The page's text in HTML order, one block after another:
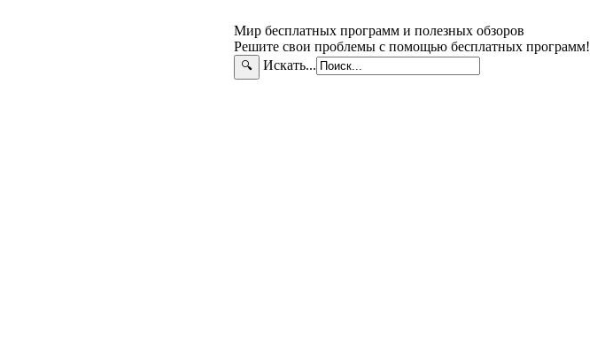
Мир бесплатных программ и полезных обзоров
Решите свои проблемы с помощью бесплатных программ!
🔍 Искать...